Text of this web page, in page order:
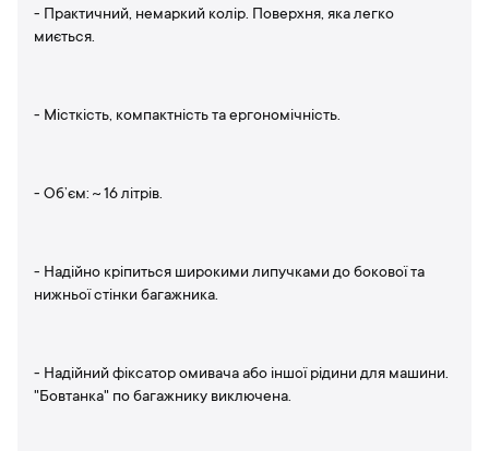
- Практичний, немаркий колір. Поверхня, яка легко
миється.
- Місткість, компактність та ергономічність.
- Об’єм: ~ 16 літрів.
- Надійно кріпиться широкими липучками до бокової та
нижньої стінки багажника.
- Надійний фіксатор омивача або іншої рідини для машини.
"Бовтанка" по багажнику виключена.